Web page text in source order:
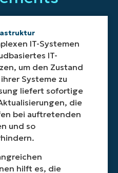
anpassbare
und
eine
automatische
Erkennung,
die
eine
effiziente
Verfolgung
und
Optimierung
von
Ressourcen
gewährleistet.
Sie
reduzieren
Sie
manuelle
Fehler
und
gewinnen
Sie
wertvolle
Team.
die
bieten,
Umgebung
IT-Systemen
IT-
um den Zustand
Systeme zu
liefert sofortige
die
bei auftretenden
und so
hilft es, die